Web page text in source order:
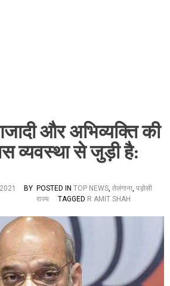
और अभिव्यक्ति की
व्यवस्था से जुड़ी है:
BY POSTED IN TOP NEWS, तेलंगाना, पड़ोसी
राज्य
TAGGED R AMIT SHAH